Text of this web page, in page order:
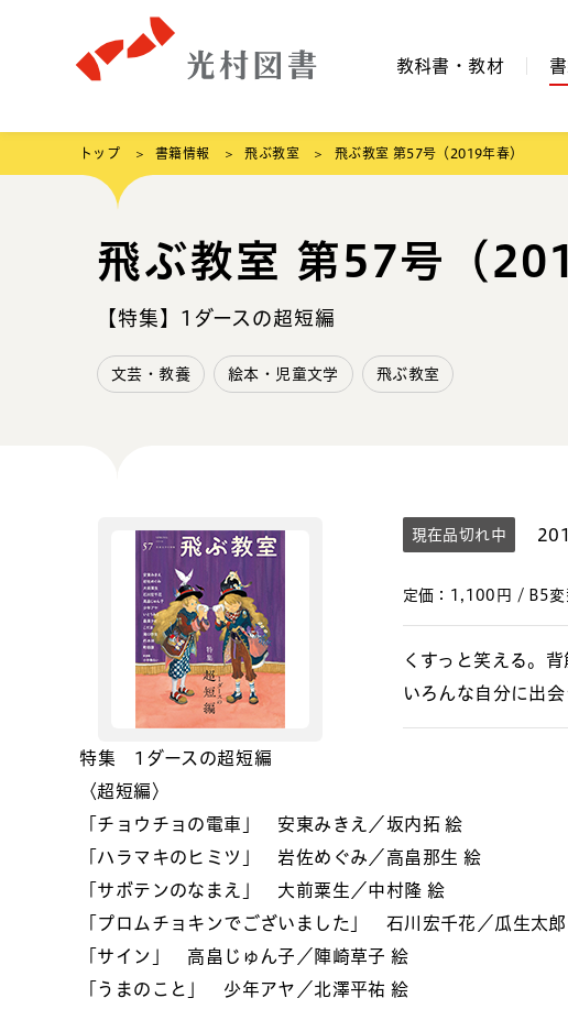
教科書・教材
トップ 書籍情報 飛ぶ教室 飛ぶ教室 第57号（2019年春）
飛ぶ教室 第57号（
【特集】1ダースの超短編
文芸・教養 絵本・児童文学 飛ぶ教室
現在品切れ中
定価：1,100円 / B5
くすっと笑える。
いろんな自分に出
特集 1ダースの超短編
〈超短編〉
「チョウチョの電車」 安東みきえ／坂内拓 絵
「ハラマキのヒミツ」 岩佐めぐみ／高畠那生 絵
「サボテンのなまえ」 大前粟生／中村隆 絵
「プロムチョキンでございました」 石川宏千花／瓜生太
「サイン」 高畠じゅん子／陣崎草子 絵
「うまのこと」 少年アヤ／北澤平祐 絵